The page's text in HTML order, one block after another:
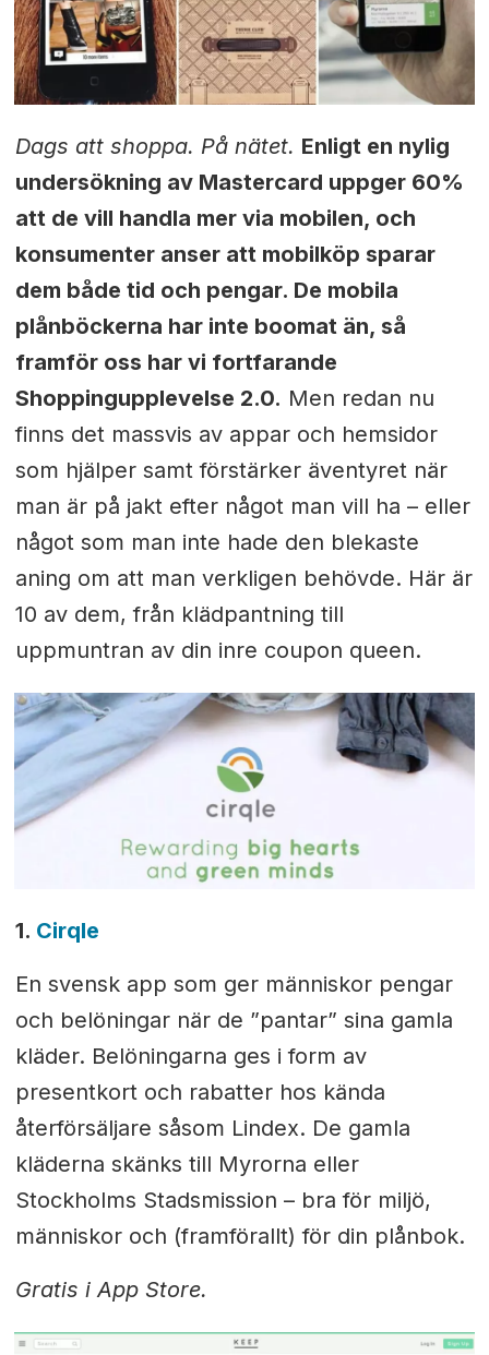
Dags att shoppa. På nätet. Enligt en nylig
undersökning av Mastercard uppger 60%
att de vill handla mer via mobilen, och
konsumenter anser att mobilköp sparar
dem både tid och pengar. De mobila
plånböckerna har inte boomat än, så
framför oss har vi fortfarande
Shoppingupplevelse 2.0. Men redan nu
finns det massvis av appar och hemsidor
som hjälper samt förstärker äventyret när
man är på jakt efter något man vill ha – eller
något som man inte hade den blekaste
aning om att man verkligen behövde. Här är
10 av dem, från klädpantning till
uppmuntran av din inre coupon queen.
1. Cirqle
En svensk app som ger människor pengar
och belöningar när de ”pantar” sina gamla
kläder. Belöningarna ges i form av
presentkort och rabatter hos kända
återförsäljare såsom Lindex. De gamla
kläderna skänks till Myrorna eller
Stockholms Stadsmission – bra för miljö,
människor och (framförallt) för din plånbok.
Gratis i App Store.